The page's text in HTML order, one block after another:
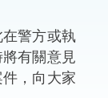
一般
警方或執
有關意見
，向大家